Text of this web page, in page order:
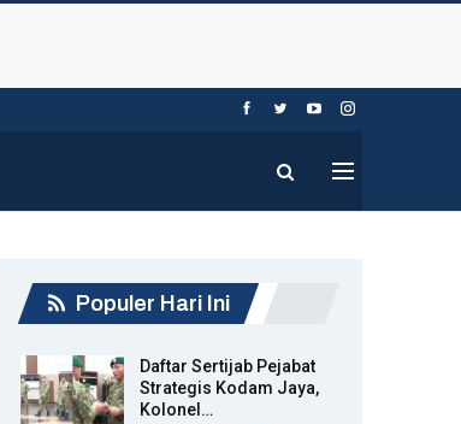
Populer Hari Ini
Daftar Sertijab Pejabat
Strategis Kodam Jaya,
Kolonel…